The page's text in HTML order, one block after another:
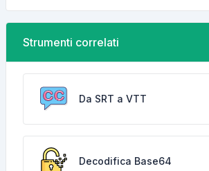
Strumenti correlati
Da SRT a VTT
Decodifica Base64